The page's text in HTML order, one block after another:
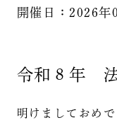
開催日：2026年
令和８年
明けましておめ